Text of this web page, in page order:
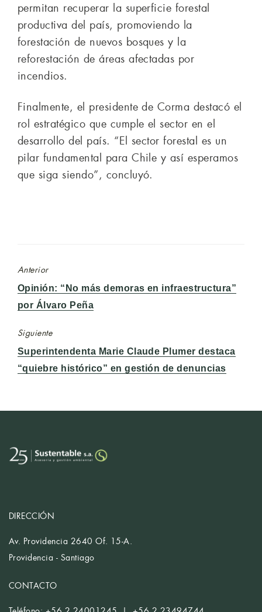
permitan recuperar la superficie forestal
productiva del país, promoviendo la
forestación de nuevos bosques y la
reforestación de áreas afectadas por
incendios.
Finalmente, el presidente de Corma destacó el
rol estratégico que cumple el sector en el
desarrollo del país. “El sector forestal es un
pilar fundamental para Chile y así esperamos
que siga siendo”, concluyó.
Anterior
Entrada
anterior:
Opinión: “No más demoras en infraestructura”
por Álvaro Peña
Siguiente
Entrada
siguiente:
Superintendenta Marie Claude Plumer destaca
“quiebre histórico” en gestión de denuncias
DIRECCIÓN
Av. Providencia 2640 Of. 15-A.
Providencia - Santiago
CONTACTO